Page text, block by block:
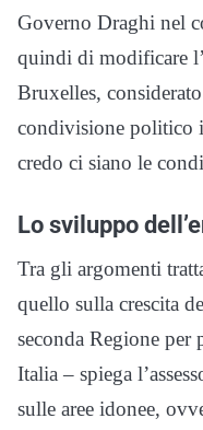
Governo Draghi nel
quindi di modificare
Bruxelles,
condivisione politico
credo ci siano le
Lo sviluppo
Tra gli argomenti
quello sulla crescita
seconda Regione per
Italia – spiega
sulle aree idonee,